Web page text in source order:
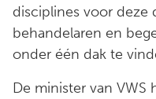
disciplines voor deze
behandelaren en
onder één dak te
De minister van